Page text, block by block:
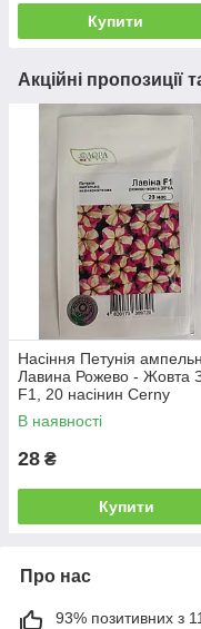
Купити
Акційні пропозиції
Насіння Петунія
Лавина Рожево - Жовта
F1, 20 насінин Cerny
В наявності
28 ₴
Купити
Про нас
93% позитивних з